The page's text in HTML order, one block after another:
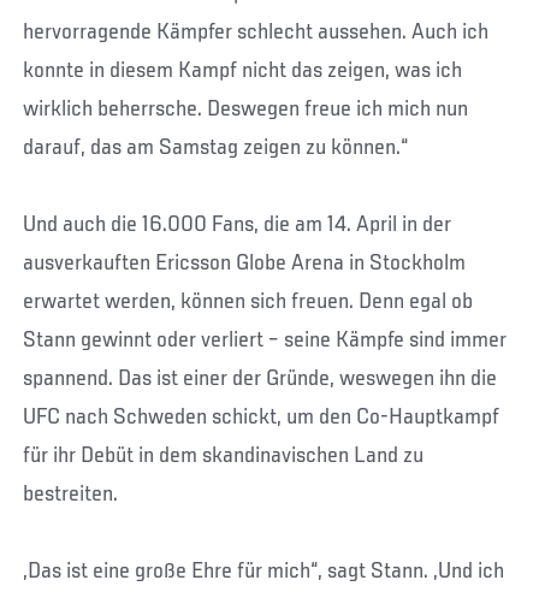
hervorragende Kämpfer schlecht aussehen. Auch ich
konnte in diesem Kampf nicht das zeigen, was ich
wirklich beherrsche. Deswegen freue ich mich nun
darauf, das am Samstag zeigen zu können.“
Und auch die 16.000 Fans, die am 14. April in der
ausverkauften Ericsson Globe Arena in Stockholm
erwartet werden, können sich freuen. Denn egal ob
Stann gewinnt oder verliert – seine Kämpfe sind immer
spannend. Das ist einer der Gründe, weswegen ihn die
UFC nach Schweden schickt, um den Co-Hauptkampf
für ihr Debüt in dem skandinavischen Land zu
bestreiten.
„Das ist eine große Ehre für mich“, sagt Stann. „Und ich